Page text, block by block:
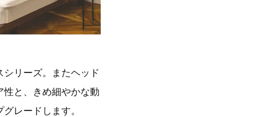
リーズ。またヘッド
と、きめ細やかな動
レードします。